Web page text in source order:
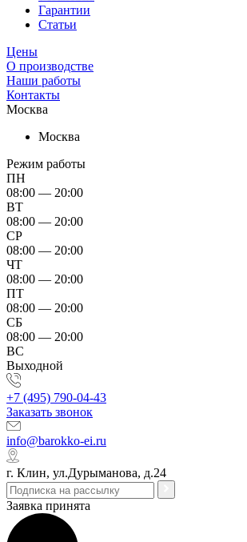
Гарантии
Статьи
Цены
О производстве
Наши работы
Контакты
Москва
Москва
Режим работы
ПН
08:00 — 20:00
ВТ
08:00 — 20:00
СР
08:00 — 20:00
ЧТ
08:00 — 20:00
ПТ
08:00 — 20:00
СБ
08:00 — 20:00
ВС
Выходной
+7 (495) 790-04-43
Заказать звонок
info@barokko-ei.ru
г. Клин, ул.Дурыманова, д.24
Заявка принята